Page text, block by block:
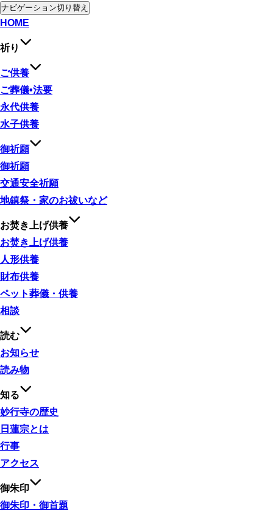
ナビゲーション切り替え
HOME
祈り
ご供養
ご葬儀•法要
永代供養
水子供養
御祈願
御祈願
交通安全祈願
地鎮祭・家のお祓いなど
お焚き上げ供養
お焚き上げ供養
人形供養
財布供養
ペット葬儀・供養
相談
読む
お知らせ
読み物
知る
妙行寺の歴史
日蓮宗とは
行事
アクセス
御朱印
御朱印・御首題